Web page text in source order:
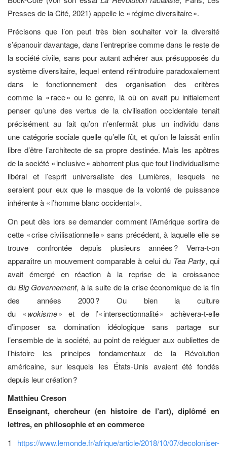
Presses de la Cité, 2021) appelle le « régime diversitaire ».
Précisons que l’on peut très bien souhaiter voir la diversité
s’épanouir davantage, dans l’entreprise comme dans le reste de
la société civile, sans pour autant adhérer aux présupposés du
système diversitaire, lequel entend réintroduire paradoxalement
dans le fonctionnement des organisation des critères
comme la « race » ou le genre, là où on avait pu initialement
penser qu’une des vertus de la civilisation occidentale tenait
précisément au fait qu’on n’enfermât plus un individu dans
une catégorie sociale quelle qu’elle fût, et qu’on le laissât enfin
libre d’être l’architecte de sa propre destinée. Mais les apôtres
de la société « inclusive » abhorrent plus que tout l’individualisme
libéral et l’esprit universaliste des Lumières, lesquels ne
seraient pour eux que le masque de la volonté de puissance
inhérente à « l’homme blanc occidental ».
On peut dès lors se demander comment l’Amérique sortira de
cette « crise civilisationnelle » sans précédent, à laquelle elle se
trouve confrontée depuis plusieurs années ? Verra-t-on
apparaître un mouvement comparable à celui du Tea Party, qui
avait émergé en réaction à la reprise de la croissance
du Big Governement, àla suite de la criseéconomique de la fin
des années 2000 ? Ou bien la culture
du «wokisme» et de l’« intersectionnalité » achèvera-t-elle
d’imposer sa domination idéologique sans partage sur
l’ensemble de la société, au point de reléguer aux oubliettes de
l’histoire les principes fondamentaux de la Révolution
américaine, sur lesquels les États-Unis avaient été fondés
depuis leur création ?
Matthieu Creson
Enseignant, chercheur (en histoire de l’art), diplômé en
lettres, en philosophie et en commerce
1
https://www.lemonde.fr/afrique/article/2018/10/07/decoloniser-